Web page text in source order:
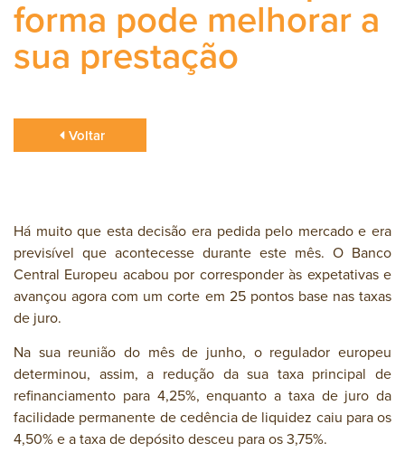
forma pode melhorar a
sua prestação
Voltar
Há muito que esta decisão era pedida pelo mercado e era
previsível que acontecesse durante este mês. O Banco
Central Europeu acabou por corresponder às expetativas e
avançou agora com um corte em 25 pontos base nas taxas
de juro.
Na sua reunião do mês de junho, o regulador europeu
determinou, assim, a redução da sua taxa principal de
refinanciamento para 4,25%, enquanto a taxa de juro da
facilidade permanente de cedência de liquidez caiu para os
4,50% e a taxa de depósito desceu para os 3,75%.